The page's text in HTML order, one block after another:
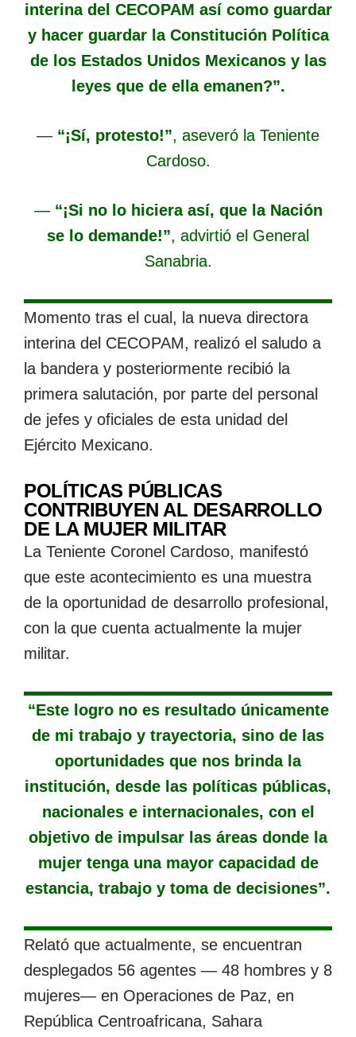
interina del CECOPAM así como guardar
y hacer guardar la Constitución Política
de los Estados Unidos Mexicanos y las
leyes que de ella emanen?”.
— “¡Sí, protesto!”, aseveró la Teniente
Cardoso.
— “¡Si no lo hiciera así, que la Nación
se lo demande!”, advirtió el General
Sanabria.
Momento tras el cual, la nueva directora
interina del CECOPAM, realizó el saludo a
la bandera y posteriormente recibió la
primera salutación, por parte del personal
de jefes y oficiales de esta unidad del
Ejército Mexicano.
POLÍTICAS PÚBLICAS
CONTRIBUYEN AL DESARROLLO
DE LA MUJER MILITAR
La Teniente Coronel Cardoso, manifestó
que este acontecimiento es una muestra
de la oportunidad de desarrollo profesional,
con la que cuenta actualmente la mujer
militar.
“Este logro no es resultado únicamente
de mi trabajo y trayectoria, sino de las
oportunidades que nos brinda la
institución, desde las políticas públicas,
nacionales e internacionales, con el
objetivo de impulsar las áreas donde la
mujer tenga una mayor capacidad de
estancia, trabajo y toma de decisiones”.
Relató que actualmente, se encuentran
desplegados 56 agentes ― 48 hombres y 8
mujeres― en Operaciones de Paz, en
República Centroafricana, Sahara